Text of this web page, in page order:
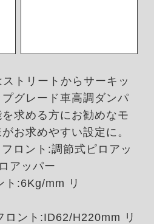
トリートからサーキッ
プグレード車高調ダンパ
求める方にお勧めなモ
お求めやすい設定に。
ロント:調節式ピロアッ
アッパー
ト:6Kg/mm リ
ロント:ID62/H220mm リ